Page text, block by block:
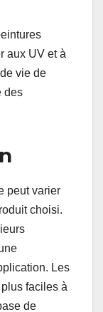
aux
Pour les
faciles à
aux UV et à
vie de
des
varier